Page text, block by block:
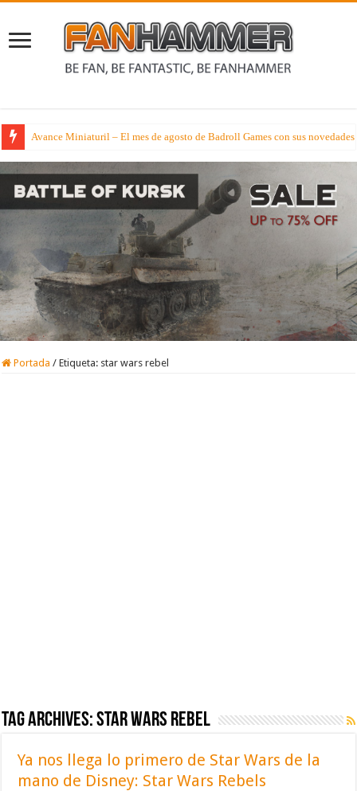
Avance Miniaturil – El mes de agosto de Badroll Games con sus
Portada / Etiqueta: star wars rebel
Tag Archives:star wars rebel
Ya nos llega lo primero de Star Wars de la
mano de Disney: Star Wars Rebels